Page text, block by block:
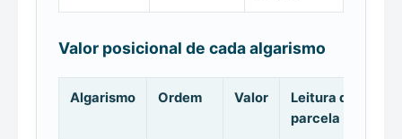
Valor posicional de cada algarismo
Algarismo Ordem Valor
Leitura da
parcela